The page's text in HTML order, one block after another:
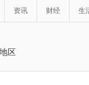
资讯 财经 生
区